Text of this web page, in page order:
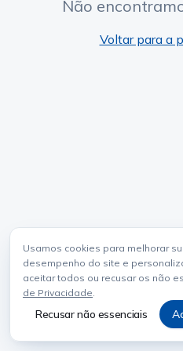
Usamos cookies para melhorar
desempenho do site e
aceitar todos ou recusar os não
de Privacidade.
Recusar não essenciais
Não
Voltar para a